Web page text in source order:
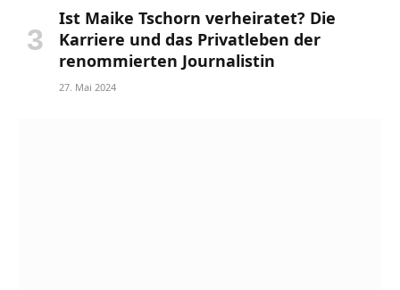
Ist Maike Tschorn verheiratet? Die
Karriere und das Privatleben der
renommierten Journalistin
27. Mai 2024